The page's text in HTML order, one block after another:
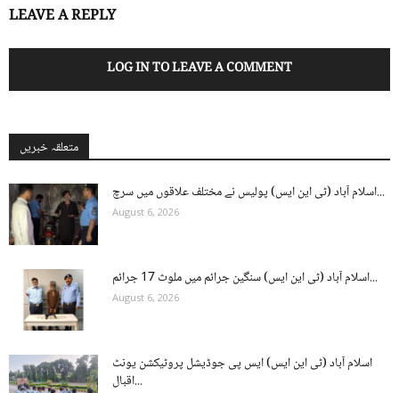
LEAVE A REPLY
LOG IN TO LEAVE A COMMENT
متعلقہ خبریں
اسلام آباد (ٹی این ایس) پولیس نے مختلف علاقوں میں سرچ...
August 6, 2026
اسلام آباد (ٹی این ایس) سنگین جرائم میں ملوث 17 جرائم...
August 6, 2026
اسلام آباد (ٹی این ایس) ایس پی جوڈیشل پروٹیکشن یونٹ
اقبال...